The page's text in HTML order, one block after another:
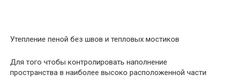
Утепление пеной без швов и тепловых мостиков
Для того чтобы контролировать наполнение
пространства в наиболее высоко расположенной части